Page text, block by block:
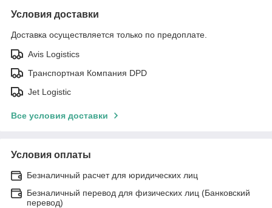
Условия доставки
Доставка осуществляется только по предоплате.
Avis Logistics
Транспортная Компания DPD
Jet Logistic
Все условия доставки
Условия оплаты
Безналичный расчет для юридических лиц
Безналичный перевод для физических лиц (Банковский
перевод)